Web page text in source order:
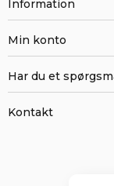
Information
Min konto
Har du et
Kontakt